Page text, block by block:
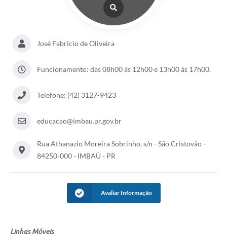
José Fabricio de Oliveira
Funcionamento: das 08h00 ás 12h00 e 13h00 ás 17h00.
Telefone: (42) 3127-9423
educacao@imbau.pr.gov.br
Rua Athanazio Moreira Sobrinho, s/n - São Cristovão -
84250-000 - IMBAÚ - PR
Avaliar Informação
Linhas Móveis